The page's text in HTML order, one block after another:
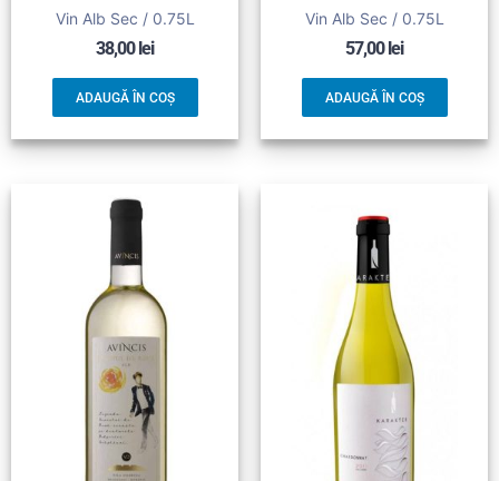
Vin Alb Sec / 0.75L
38,00lei
ADAUGĂ ÎN COȘ
Vin Alb Sec / 0.75L
57,00lei
ADAUGĂ ÎN COȘ